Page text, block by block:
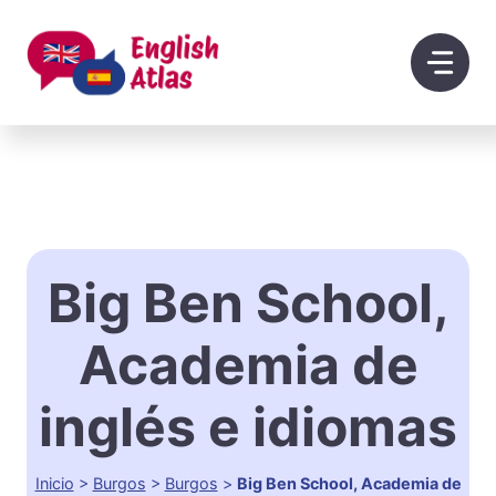
contenido
Big Ben School,
Academia de
inglés e idiomas
Inicio > Burgos > Burgos > Big Ben School, Academia de